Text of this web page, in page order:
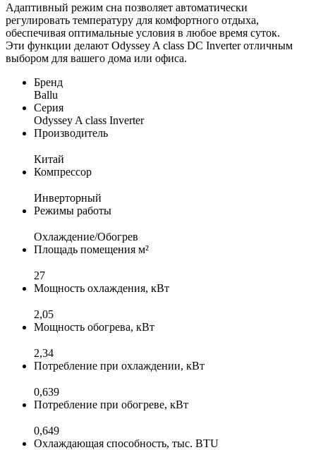
Адаптивный режим сна позволяет автоматически
регулировать температуру для комфортного отдыха,
обеспечивая оптимальные условия в любое время суток.
Эти функции делают Odyssey A class DC Inverter отличным
выбором для вашего дома или офиса.
Бренд
Ballu
Серия
Odyssey A class Inverter
Производитель
Китай
Компрессор
Инверторный
Режимы работы
Охлаждение/Обогрев
Площадь помещения м²
27
Мощность охлаждения, кВт
2,05
Мощность обогрева, кВт
2,34
Потребление при охлаждении, кВт
0,639
Потребление при обогреве, кВт
0,649
Охлаждающая способность, тыс. BTU